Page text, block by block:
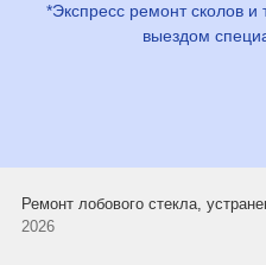
*Экспресс ремонт сколов
выездом
Ремонт лобового стекла,
2026